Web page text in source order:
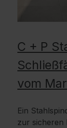
C + P
vom
Ein
zur sicheren